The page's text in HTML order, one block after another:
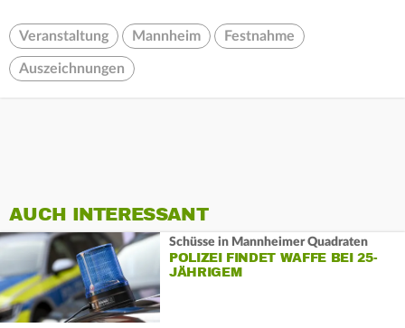
Veranstaltung Mannheim Festnahme
Auszeichnungen
AUCH INTERESSANT
Schüsse in Mannheimer Quadraten
POLIZEI FINDET WAFFE BEI 25-
JÄHRIGEM